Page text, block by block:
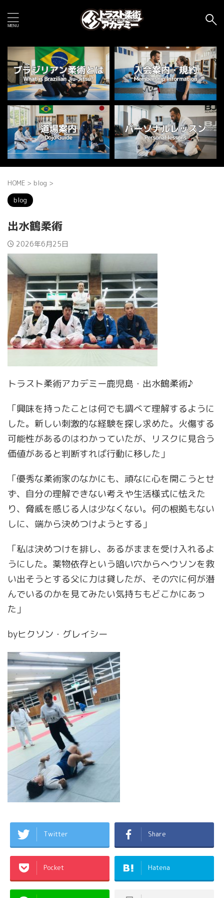
HOME > blog >
blog
出水鶴柔術
2026年6月25日
トラスト柔術アカデミー鹿児島・出水鶴柔術♪
「興味を持ったことは何でも調べて理解するように
した。新しい刺激的な経験を探し求めた。火傷する
可能性があるのはわかっていたが、リスクに見合う
価値があると判断すれば行動に移した」
「優秀な柔術家のなかにも、頑なに心を開こうとせ
ず、自分の理解できない考えや生活様式に怯えた
り、脅威を感じる人は少なくない。何の根拠もない
しに、端から決めつけようとする」
「私は決めつけを排し、あるがままを受け入れるよ
うにした。薬物依存という暗い穴からへウソンを救
い出そうとする父に力は貸したが、その穴に何が潜
んでいるのかを見てみたい気持ちもどこかにあっ
た」
byヒクソン・グレイシー
Twitter Share
Pocket Hatena